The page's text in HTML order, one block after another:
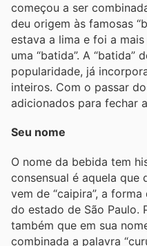
começou a ser
deu origem às famosas
estava a lima e foi a
uma “batida”. A “batida”
popularidade, já
inteiros. Com o passar
adicionados para fechar
Seu nome
O nome da bebida tem
consensual é aquela que
vem de “caipira”, a
do estado de São Paulo.
também que em sua
combinada a palavra